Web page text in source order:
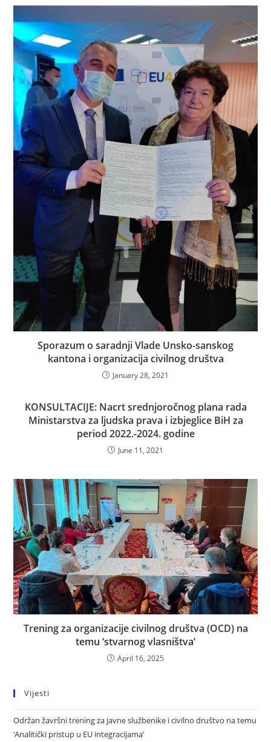
Sporazum o saradnji Vlade Unsko-sanskog
kantona i organizacija civilnog društva
January 28, 2021
KONSULTACIJE: Nacrt srednjoročnog plana rada
Ministarstva za ljudska prava i izbjeglice BiH za
period 2022.-2024. godine
June 11, 2021
Trening za organizacije civilnog društva (OCD) na
temu ‘stvarnog vlasništva’
April 16, 2025
Vijesti
Održan žavršni trening za javne službenike i civilno društvo na temu
‘Analitički pristup u EU integracijama’